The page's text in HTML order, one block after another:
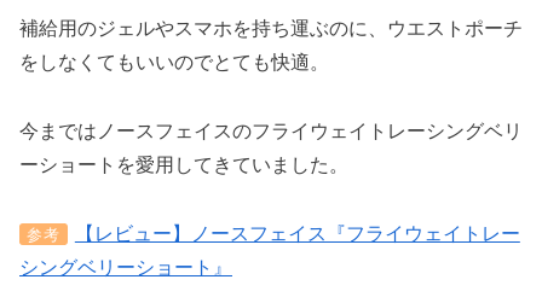
補給用のジェルやスマホを持ち運ぶのに、ウエストポーチ
をしなくてもいいのでとても快適。
今まではノースフェイスのフライウェイトレーシングベリ
ーショートを愛用してきていました。
参考
【レビュー】ノースフェイス『フライウェイトレー
シングベリーショート』